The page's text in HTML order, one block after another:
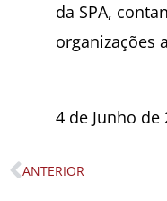
da SPA,
organizações
4 de Junho de
Prev
ANTERIOR